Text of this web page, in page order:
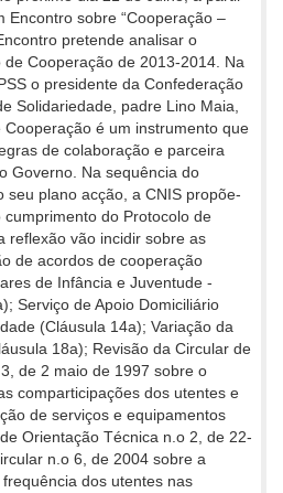
Encontro sobre “Cooperação –
pretende analisar o
Cooperação de 2013-2014. Na
o presidente da Confederação
Solidariedade, padre Lino Maia,
Cooperação é um instrumento que
de colaboração e parceira
Governo. Na sequência do
seu plano acção, a CNIS propõe-
do Protocolo de
reflexão vão incidir sobre as
de acordos de cooperação
de Infância e Juventude -
Serviço de Apoio Domiciliário
(Cláusula 14a); Variação da
18a); Revisão da Circular de
de 2 maio de 1997 sobre o
comparticipações dos utentes e
de serviços e equipamentos
Orientação Técnica n.o 2, de 22-
n.o 6, de 2004 sobre a
dos utentes nas